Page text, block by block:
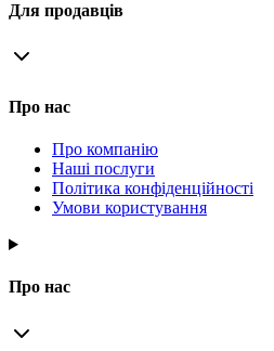
Для продавців
Про нас
Про компанію
Наші послуги
Політика конфіденційності
Умови користування
Про нас